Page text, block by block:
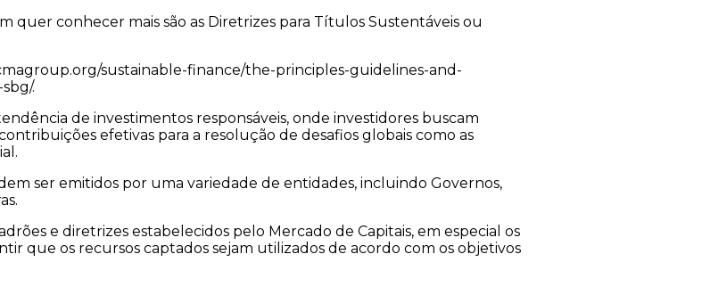
quer conhecer mais são as Diretrizes para Títulos Sustentáveis ou
sustainable-finance/the-principles-guidelines-and-
.
de investimentos responsáveis, onde investidores buscam
efetivas para a resolução de desafios globais como as
ser emitidos por uma variedade de entidades, incluindo Governos,
e diretrizes estabelecidos pelo Mercado de Capitais, em especial os
que os recursos captados sejam utilizados de acordo com os objetivos